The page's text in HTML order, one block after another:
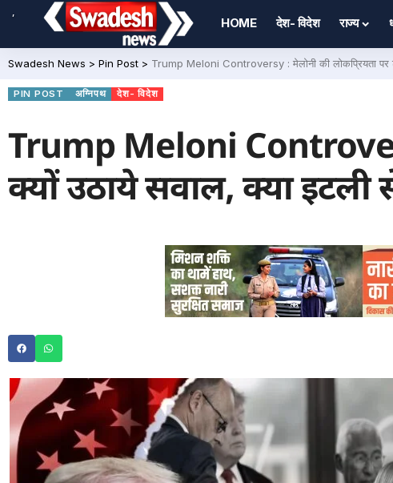
,
HOME देश- विदेश राज्य
Swadesh News > Pin Post > Trump Meloni Controversy : मेलोनी की लोकप्रियता पर
PIN POST अग्निपथ देश- विदेश
Trump Meloni
क्यों उठाये सवाल, क्या इटली